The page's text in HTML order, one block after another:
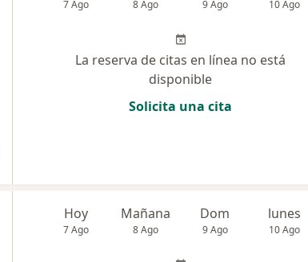
7 Ago 8 Ago 9 Ago 10 Ago
La reserva de citas en línea no está
disponible
Solicita una cita
Hoy
7 Ago
Mañana
8 Ago
Dom
9 Ago
lunes
10 Ago